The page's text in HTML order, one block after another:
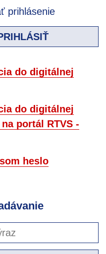
prihlásenie
do digitálnej
do digitálnej
portál RTVS -
heslo